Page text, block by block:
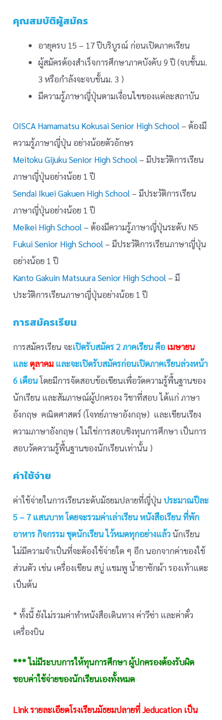
คุณสมบัติผู้สมัคร
อายุครบ 15 – 17 ปีบริบูรณ์ ก่อนเปิดภาคเรียน
ผู้สมัครต้องสำเร็จการศึกษาภาคบังคับ 9 ปี (จบชั้นม.
3 หรือกำลังจะจบชั้นม. 3 )
มีความรู้ภาษาญี่ปุ่นตามเงื่อนไขของแต่ละสถาบัน
OISCA Hamamatsu Kokusai Senior High School – ต้องมี
ความรู้ภาษาญี่ปุ่น อย่างน้อยตัวอักษร
Meitoku Gijuku Senior High School – มีประวัติการเรียน
ภาษาญี่ปุ่นอย่างน้อย 1 ปี
Sendai Ikuei Gakuen High School – มีประวัติการเรียน
ภาษาญี่ปุ่นอย่างน้อย 1 ปี
Meikei High School – ต้องมีความรู้ภาษาญี่ปุ่นระดับ N5
Fukui Senior High School – มีประวัติการเรียนภาษาญี่ปุ่น
อย่างน้อย 1 ปี
Kanto Gakuin Matsuura Senior High School – มี
ประวัติการเรียนภาษาญี่ปุ่นอย่างน้อย 1 ปี
การสมัครเรียน
การสมัครเรียน จะเปิดรับสมัคร 2 ภาคเรียน คือ เมษายน
และตุลาคม และจะเปิดรับสมัครก่อนเปิดภาคเรียนล่วงหน้า
6 เดือนโดยมีการจัดสอบข้อเขียนเพื่อวัดความรู้พื้นฐานของ
นักเรียน และสัมภาษณ์ผู้ปกครอง วิชาที่สอบ ได้แก่ ภาษา
อังกฤษ คณิตศาสตร์ (โจทย์ภาษาอังกฤษ) และเขียนเรียง
ความภาษาอังกฤษ ( ไม่ใช่การสอบชิงทุนการศึกษา เป็นการ
สอบวัดความรู้พื้นฐานของนักเรียนเท่านั้น )
ค่าใช้จ่าย
ค่าใช้จ่ายในการเรียนระดับมัธยมปลายที่ญี่ปุ่นประมาณปีละ
5 – 7 แสนบาทโดยจะรวมค่าเล่าเรียน หนังสือเรียน ที่พัก
อาหาร กิจกรรม ชุดนักเรียน ไว้หมดทุกอย่างแล้วนักเรียน
ไม่มีความจำเป็นที่จะต้องใช้จ่ายใด ๆ อีก นอกจากค่าของใช้
ส่วนตัว เช่น เครื่องเขียน สบู่ แชมพู น้ำยาซักผ้า รองเท้าแตะ
เป็นต้น
* ทั้งนี้ ยังไม่รวมค่าทำหนังสือเดินทาง ค่าวีซ่า และค่าตั๋ว
เครื่องบิน
*** ไม่มีระบบการให้ทุนการศึกษา ผู้ปกครองต้องรับผิด
ชอบค่าใช้จ่ายของนักเรียนเองทั้งหมด
Link รายละเอียดโรงเรียนมัธยมปลายที่ Jeducation เป็น